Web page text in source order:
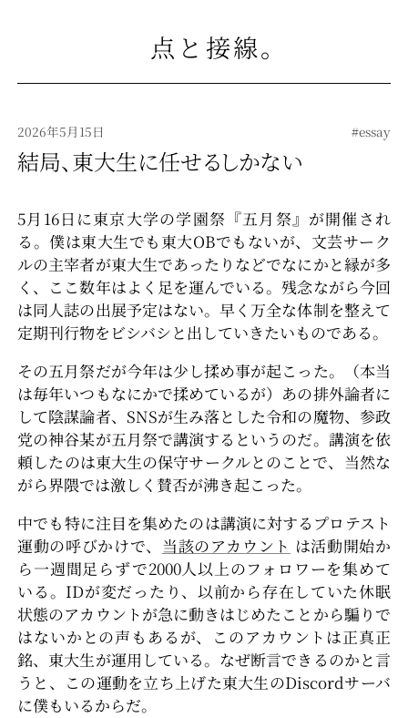
点と接線。
2026年5月15日 #essay
結局、東大生に任せるしかない
5月16日に東京大学の学園祭『五月祭』が開催され
る。僕は東大生でも東大OBでもないが、文芸サーク
ルの主宰者が東大生であったりなどでなにかと縁が多
く、ここ数年はよく足を運んでいる。残念ながら今回
は同人誌の出展予定はない。早く万全な体制を整えて
定期刊行物をビシバシと出していきたいものである。
その五月祭だが今年は少し揉め事が起こった。（本当
は毎年いつもなにかで揉めているが）あの排外論者に
して陰謀論者、SNSが生み落とした令和の魔物、参政
党の神谷某が五月祭で講演するというのだ。講演を依
頼したのは東大生の保守サークルとのことで、当然な
がら界隈では激しく賛否が沸き起こった。
中でも特に注目を集めたのは講演に対するプロテスト
運動の呼びかけで、 当該のアカウント は活動開始か
ら一週間足らずで2000人以上のフォロワーを集めて
いる。IDが変だったり、以前から存在していた休眠
状態のアカウントが急に動きはじめたことから騙りで
はないかとの声もあるが、このアカウントは正真正
銘、東大生が運用している。なぜ断言できるのかと言
うと、この運動を立ち上げた東大生のDiscordサーバ
に僕もいるからだ。